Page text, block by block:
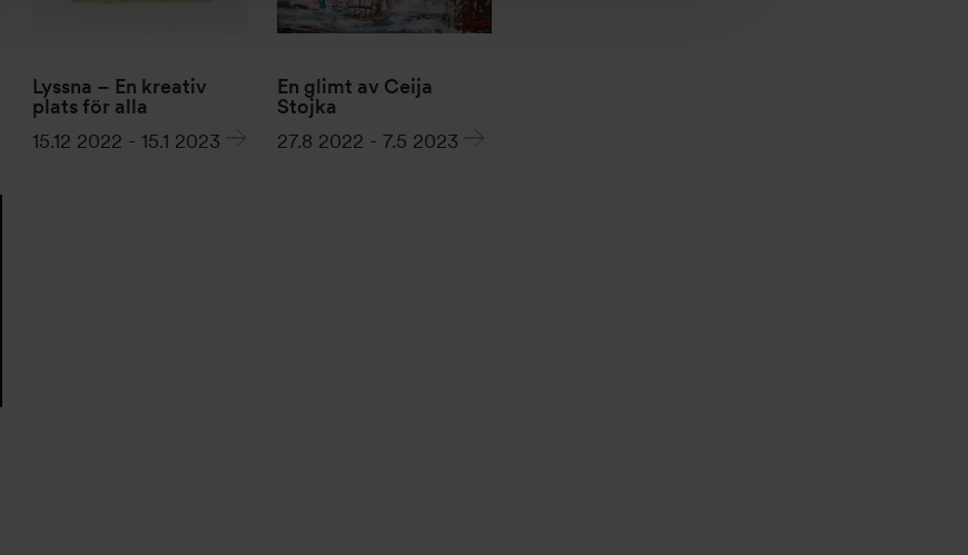
Lyssna – En kreativ
plats för alla
15.12 2022 - 15.1 2023
En glimt av Ceija
Stojka
27.8 2022 - 7.5 2023